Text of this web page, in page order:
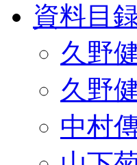
資料目
久野
久野
中村